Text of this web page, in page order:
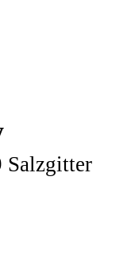
Salzgitter